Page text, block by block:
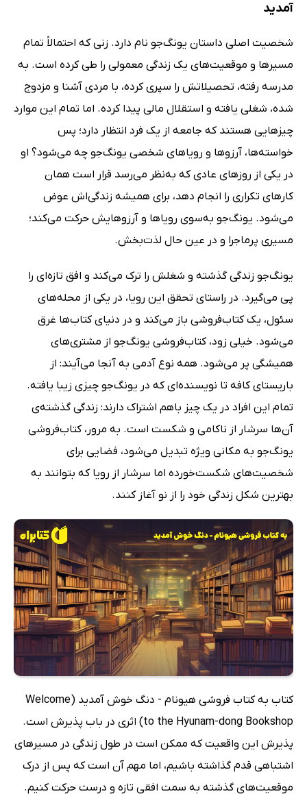
آمدید
شخصیت اصلی داستان یونگ‌جو نام دارد. زنی که احتمالاً تمام
مسیرها و موقعیت‌های یک زندگی معمولی را طی کرده است. به
مدرسه رفته، تحصیلاتش را سپری کرده، با مردی آشنا و مزدوج
شده، شغلی یافته و استقلال مالی پیدا کرده. اما تمام این موارد
چیزهایی هستند که جامعه از یک فرد انتظار دارد؛ پس
خواسته‌ها، آرزوها و رویاهای شخصی یونگ‌جو چه می‌شود؟ او
در یکی از روزهای عادی که به‌نظر می‌رسد قرار است همان
کارهای تکراری را انجام دهد، برای همیشه زندگی‌اش عوض
می‌شود. یونگ‌جو به‌سوی رویاها و آرزوهایش حرکت می‌کند؛
مسیری پرماجرا و در عین حال لذت‌بخش.
یونگ‌جو زندگی گذشته‌ و شغلش را ترک می‌کند و افق تازه‌ای را
پی می‌گیرد. در راستای تحقق این رویا، در یکی از محله‌های
سئول، یک کتاب‌فروشی باز می‌کند و در دنیای کتاب‌ها غرق
می‌شود. خیلی زود، کتاب‌فروشی یونگ‌جو از مشتری‌های
همیشگی پر می‌شود. همه نوع آدمی به آنجا می‌آیند: از
باریستای کافه تا نویسنده‌ای که در یونگ‌جو چیزی زیبا یافته.
تمام این افراد در یک چیز باهم اشتراک دارند: زندگی گذشته‌ی
آن‌ها سرشار از ناکامی و شکست است. به مرور، کتاب‌فروشی
یونگ‌جو به مکانی ویژه تبدیل می‌شود، فضایی برای
شخصیت‌های شکست‌خورده اما سرشار از رویا که بتوانند به
بهترین شکل زندگی خود را از نو آغاز کنند.
کتاب به کتاب فروشی هیونام - دنگ خوش آمدید (Welcome
to the Hyunam-dong Bookshop) اثری در باب پذیرش است.
پذیرش این واقعیت که ممکن است در طول زندگی در مسیرهای
اشتباهی قدم گذاشته باشیم، اما مهم آن است که پس از درک
موقعیت‌های گذشته به سمت افقی تازه و درست حرکت کنیم.